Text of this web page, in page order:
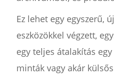
Ez lehet egy egyszerű,
eszközökkel végzett,
egy teljes átalakítás
minták vagy akár